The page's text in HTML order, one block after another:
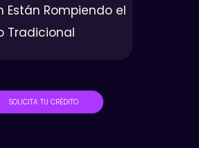
Están Rompiendo el
Tradicional
SOLICITA TU CRÉDITO